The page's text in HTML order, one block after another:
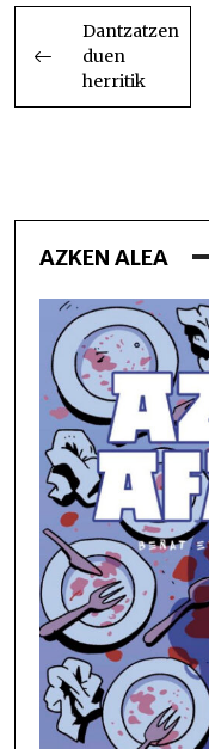
NABIGATU
Dantzatzen
duen
herritik
AZKEN ALEA